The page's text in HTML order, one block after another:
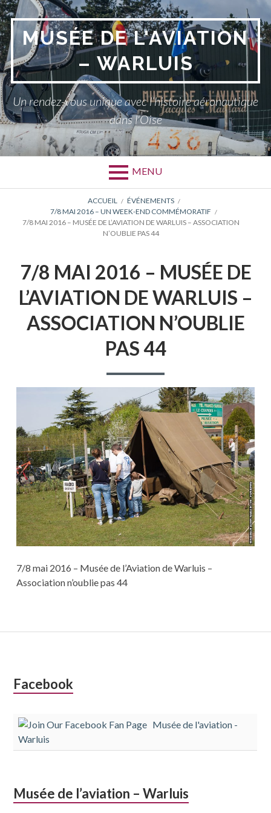
Aller
au
contenuMUSÉE DE L'AVIATION
– WARLUIS
Un rendez-vous unique avec l’histoire aéronautique
dans l'Oise
MENU
D'ARIANE
ACCUEIL
ÉVÉNEMENTS
7/8 MAI 2016 – UN WEEK-END COMMÉMORATIF
7/8 MAI 2016 – MUSÉE DE L’AVIATION DE WARLUIS – ASSOCIATION
N’OUBLIE PAS 44
7/8 MAI 2016 – MUSÉE DE
L’AVIATION DE WARLUIS –
ASSOCIATION N’OUBLIE
PAS 44
7/8 mai 2016 – Musée de l’Aviation de Warluis –
Association n’oublie pas 44
Colonne
subsidiaire
Facebook
Musée de l'aviation -
Warluis
Musée de l’aviation – Warluis